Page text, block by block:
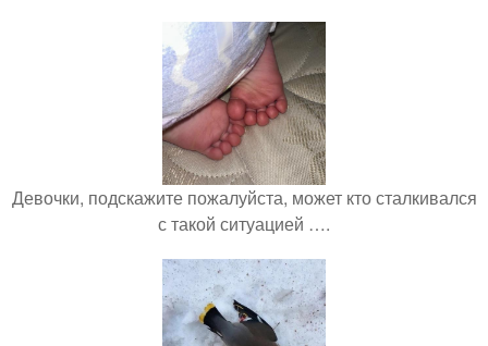
Девочки, подскажите пожалуйста, может кто сталкивался
с такой ситуацией ….